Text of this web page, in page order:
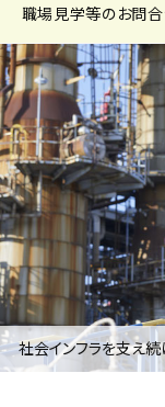
高専プラス
高専生コミュニ
めもらす
本科5年生・専
職場見学等のお問合
社会インフラを支え